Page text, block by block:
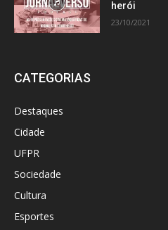
herói
23/10/2021
CATEGORIAS
Destaques
Cidade
UFPR
Sociedade
Cultura
Esportes